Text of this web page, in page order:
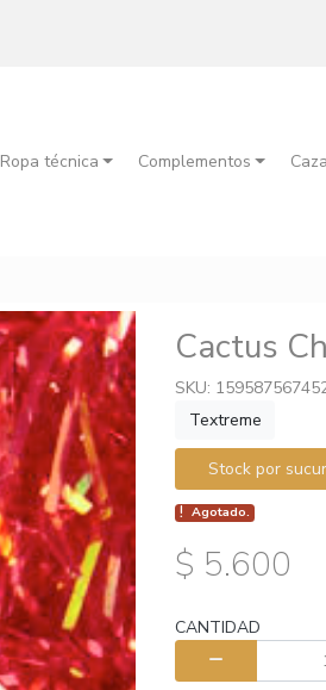
Ropa técnica Complementos Caza
Cactus
SKU:
Textreme
Stock por
Agotado.
$ 5.600
CANTIDAD